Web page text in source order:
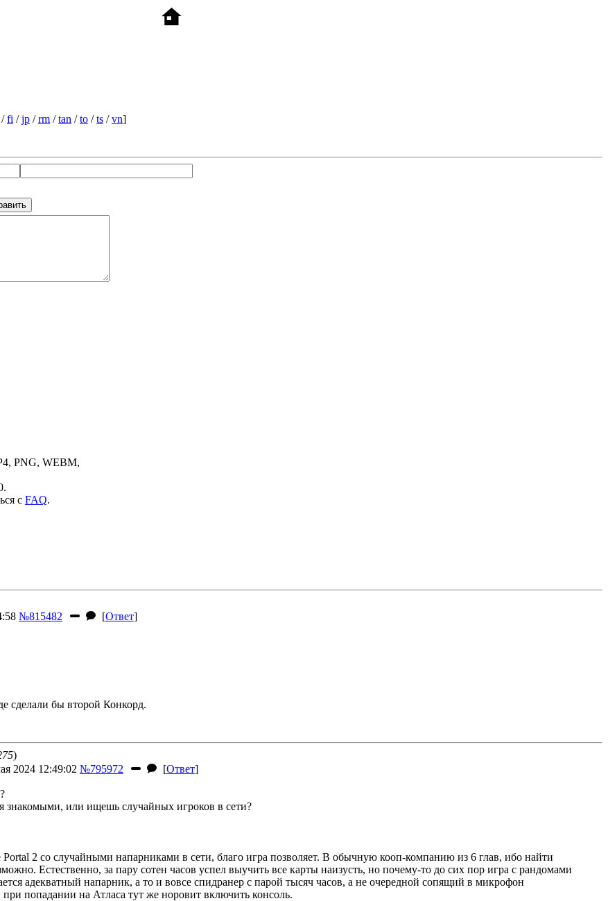
/fi /jp /rm /tan /to /ts /vn]
PNG, WEBM,
с FAQ.
№815482 [Ответ]
сделали бы второй Конкорд.
)
2024 12:49:02 №795972 [Ответ]
знакомыми, или ищешь случайных игроков в сети?
2 со случайными напарниками в сети, благо игра позволяет. В обычную кооп-компанию из 6 глав, ибо найти
Естественно, за пару сотен часов успел выучить все карты наизусть, но почему-то до сих пор игра с рандомами
адекватный напарник, а то и вовсе спидранер с парой тысяч часов, а не очередной сопящий в микрофон
попадании на Атласа тут же норовит включить консоль.